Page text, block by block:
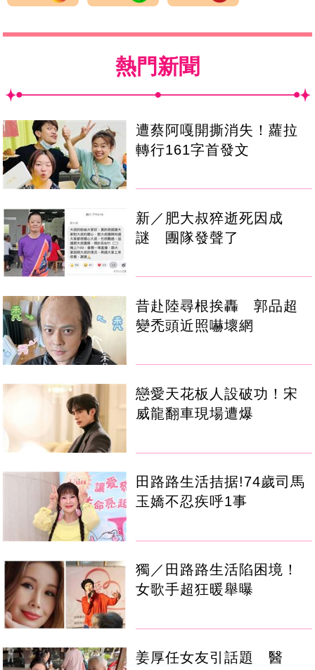
熱門新聞
遭蔡阿嘎開撕消失！蘿拉
轉行161字首發文
新／肥大叔猝逝死因成
謎 團隊發聲了
昔赴陸尋根挨轟 郭品超
變禿頭近照嚇壞網
戀愛天花板人設破功！宋
威龍翻車現場遭爆
田路路生活拮据!74歲司馬
玉嬌不忍疾呼1事
獨／田路路生活陷困境！
女歌手超狂暖舉曝
姜厚任女友引話題 醫